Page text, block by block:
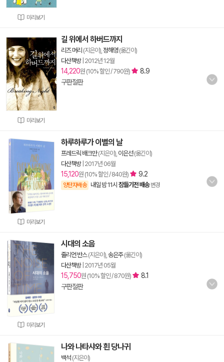
미리보기
미리보기
길 위에서 하버드까지
리즈 머리 (지은이), 정해영(옮긴이)
다산책방| 2012년 12월
14,220원 (10% 할인 / 790원)
8.9
구판절판
미리보기
하루하루가 이별의 날
프레드릭 배크만(지은이), 이은선(옮긴이)
다산책방| 2017년 06월
15,120원 (10% 할인 / 840원) 9.2
양탄자배송 내일 밤 11시 잠들기전 배송 변경
미리보기
시대의 소음
줄리언 반스(지은이), 송은주(옮긴이)
다산책방| 2017년 05월
15,750원 (10% 할인 / 870원)
8.1
구판절판
나와 나타샤와 흰 당나귀
백석 (지은이)